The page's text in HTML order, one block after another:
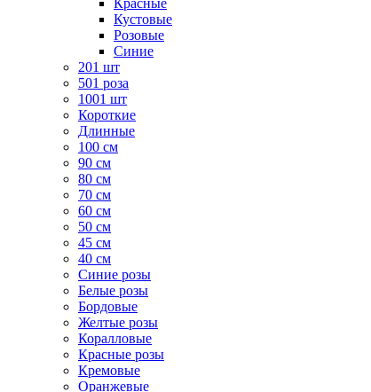
Красные
Кустовые
Розовые
Синие
201 шт
501 роза
1001 шт
Короткие
Длинные
100 см
90 см
80 см
70 см
60 см
50 см
45 см
40 см
Cиние розы
Белые розы
Бордовые
Желтые розы
Коралловые
Красные розы
Кремовые
Оранжевые